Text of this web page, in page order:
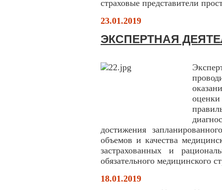
страховые представители
23.01.2019
ЭКСПЕРТНАЯ
достижения
объемов и качества
застрахованных и
обязательного медицинского
18.01.2019